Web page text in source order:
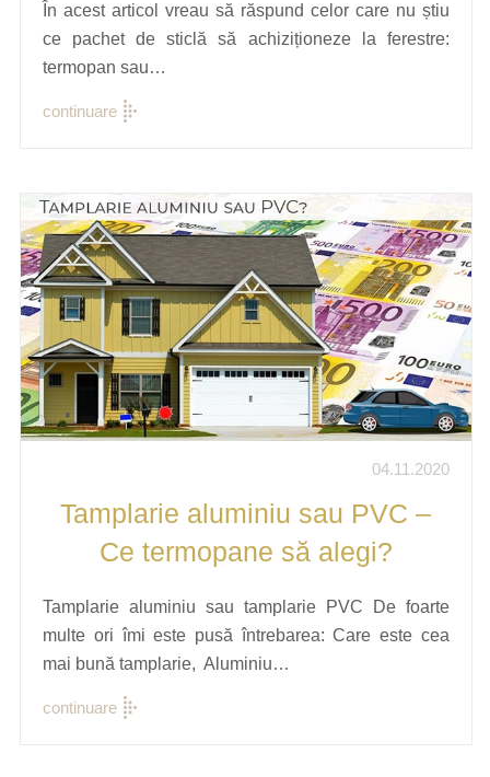
În acest articol vreau să răspund celor care nu știu
ce pachet de sticlă să achiziționeze la ferestre:
termopan sau…
continuare
04.11.2020
Tamplarie aluminiu sau PVC –
Ce termopane să alegi?
Tamplarie aluminiu sau tamplarie PVC De foarte
multe ori îmi este pusă întrebarea: Care este cea
mai bună tamplarie, Aluminiu…
continuare